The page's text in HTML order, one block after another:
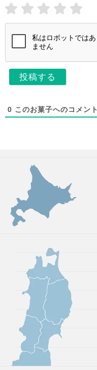
0 このお菓子へのコメント